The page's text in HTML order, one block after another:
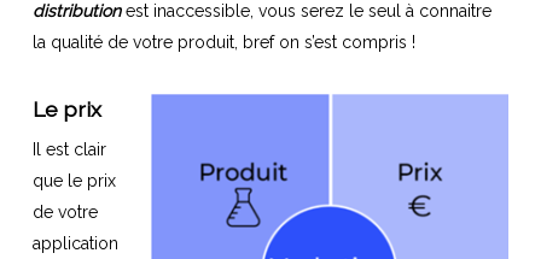
distributionest inaccessible, vous serez le seul à connaitre
la qualité de votre produit, bref on s’est compris !
Le prix
Il est clair
que le prix
de votre
application